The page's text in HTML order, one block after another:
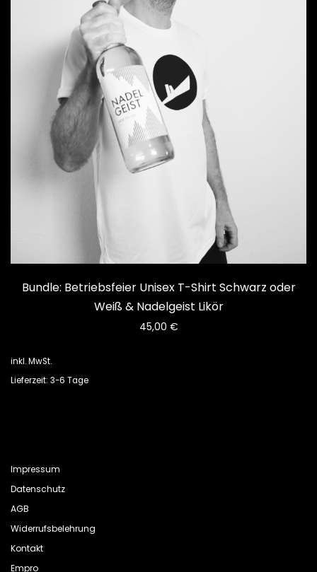
Bundle: Betriebsfeier Unisex T-Shirt Schwarz oder
Weiß & Nadelgeist Likör
45,00 €
inkl. MwSt.
Lieferzeit: 3-6 Tage
Impressum
Datenschutz
AGB
Widerrufsbelehrung
Kontakt
Empro